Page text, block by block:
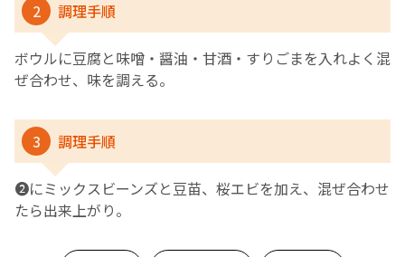
2 調理手順
ボウルに豆腐と味噌・醤油・甘酒・すりごまを入れよく混
ぜ合わせ、味を調える。
3 調理手順
❷にミックスビーンズと豆苗、桜エビを加え、混ぜ合わせ
たら出来上がり。